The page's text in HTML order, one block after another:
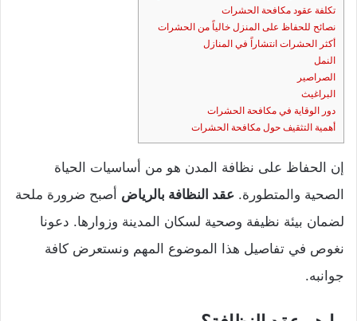
تكلفة عقود مكافحة الحشرات
نصائح للحفاظ على المنزل خالياً من الحشرات
أكثر الحشرات انتشاراً في المنازل
النمل
الصراصير
البراغيث
دور الوقاية في مكافحة الحشرات
أهمية التثقيف حول مكافحة الحشرات
إن الحفاظ على نظافة المدن هو من أساسيات الحياة
الصحية والمتطورة. عقد النظافة بالرياض أصبح ضرورة ملحة
لضمان بيئة نظيفة وصحية لسكان المدينة وزوارها. دعونا
نغوص في تفاصيل هذا الموضوع المهم ونستعرض كافة
جوانبه.